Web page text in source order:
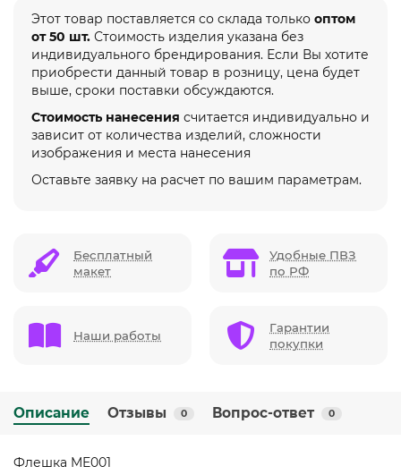
Этот товар поставляется со склада только оптом
от 50 шт. Стоимость изделия указана без
индивидуального брендирования. Если Вы хотите
приобрести данный товар в розницу, цена будет
выше, сроки поставки обсуждаются.
Стоимость нанесения считается индивидуально и
зависит от количества изделий, сложности
изображения и места нанесения
Оставьте заявку на расчет по вашим параметрам.
Бесплатный
макет
Удобные ПВЗ
по РФ
Наши работы
Гарантии
покупки
Описание Отзывы 0 Вопрос-ответ 0
Флешка ME001